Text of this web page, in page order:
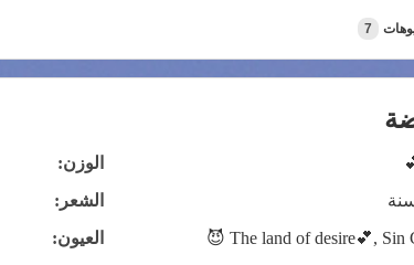
7
The land of desire💕, Sin
الوزن:
الشعر:
العيون: